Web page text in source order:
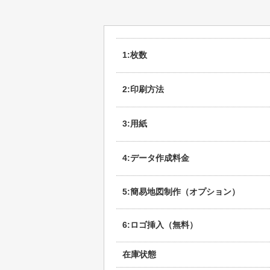
1:枚数
2:印刷方法
3:用紙
4:データ作成料金
5:簡易地図制作（オプション）
6:ロゴ挿入（無料）
在庫状態